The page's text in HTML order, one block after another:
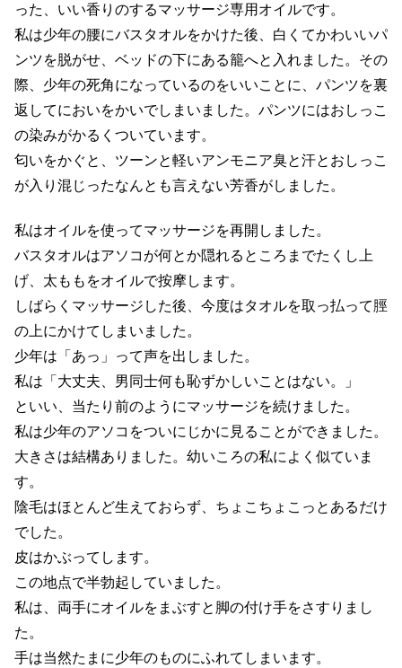
った、いい香りのするマッサージ専用オイルです。
私は少年の腰にバスタオルをかけた後、白くてかわいいパ
ンツを脱がせ、ベッドの下にある籠へと入れました。その
際、少年の死角になっているのをいいことに、パンツを裏
返してにおいをかいでしまいました。パンツにはおしっこ
の染みがかるくついています。
匂いをかぐと、ツーンと軽いアンモニア臭と汗とおしっこ
が入り混じったなんとも言えない芳香がしました。
私はオイルを使ってマッサージを再開しました。
バスタオルはアソコが何とか隠れるところまでたくし上
げ、太ももをオイルで按摩します。
しばらくマッサージした後、今度はタオルを取っ払って脛
の上にかけてしまいました。
少年は「あっ」って声を出しました。
私は「大丈夫、男同士何も恥ずかしいことはない。」
といい、当たり前のようにマッサージを続けました。
私は少年のアソコをついにじかに見ることができました。
大きさは結構ありました。幼いころの私によく似ていま
す。
陰毛はほとんど生えておらず、ちょこちょこっとあるだけ
でした。
皮はかぶってします。
この地点で半勃起していました。
私は、両手にオイルをまぶすと脚の付け手をさすりまし
た。
手は当然たまに少年のものにふれてしまいます。